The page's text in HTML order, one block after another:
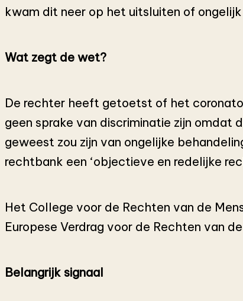
kwam dit neer op het uitsluiten of
Wat zegt de wet?
De rechter heeft getoetst of het
geen sprake van discriminatie zijn omdat
geweest zou zijn van ongelijke
rechtbank een ‘objectieve en redelijke
Het College voor de Rechten van de
Europese Verdrag voor de Rechten van
Belangrijk signaal